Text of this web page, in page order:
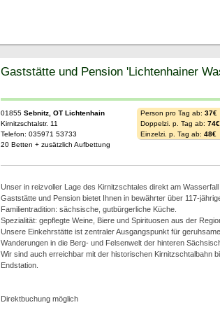
Gaststätte und Pension 'Lichtenhainer
01855 Sebnitz, OT Lichtenhain
Kirnitzschtalstr. 11
Telefon: 035971 53733
20 Betten + zusätzlich Aufbettung
Person pro Tag ab: 37€
Doppelzi. p. Tag ab: 74€
Einzelzi. p. Tag ab: 48€
Unser in reizvoller Lage des Kirnitzschtales direkt am Wasserfall
Gaststätte und Pension bietet Ihnen in bewährter über 117-
Familientradition: sächsische, gutbürgerliche Küche.
Spezialität: gepflegte Weine, Biere und Spirituosen aus der
Unsere Einkehrstätte ist zentraler Ausgangspunkt für geruhsame
Wanderungen in die Berg- und Felsenwelt der hinteren
Wir sind auch erreichbar mit der historischen Kirnitzschtalbahn
Endstation.
Direktbuchung möglich